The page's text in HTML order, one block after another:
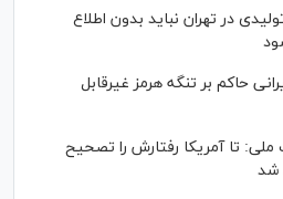
در تهران نباید بدون اطلاع
حاکم بر تنگه هرمز غیرقابل
ملی: تا آمریکا رفتارش را تصحیح
شد